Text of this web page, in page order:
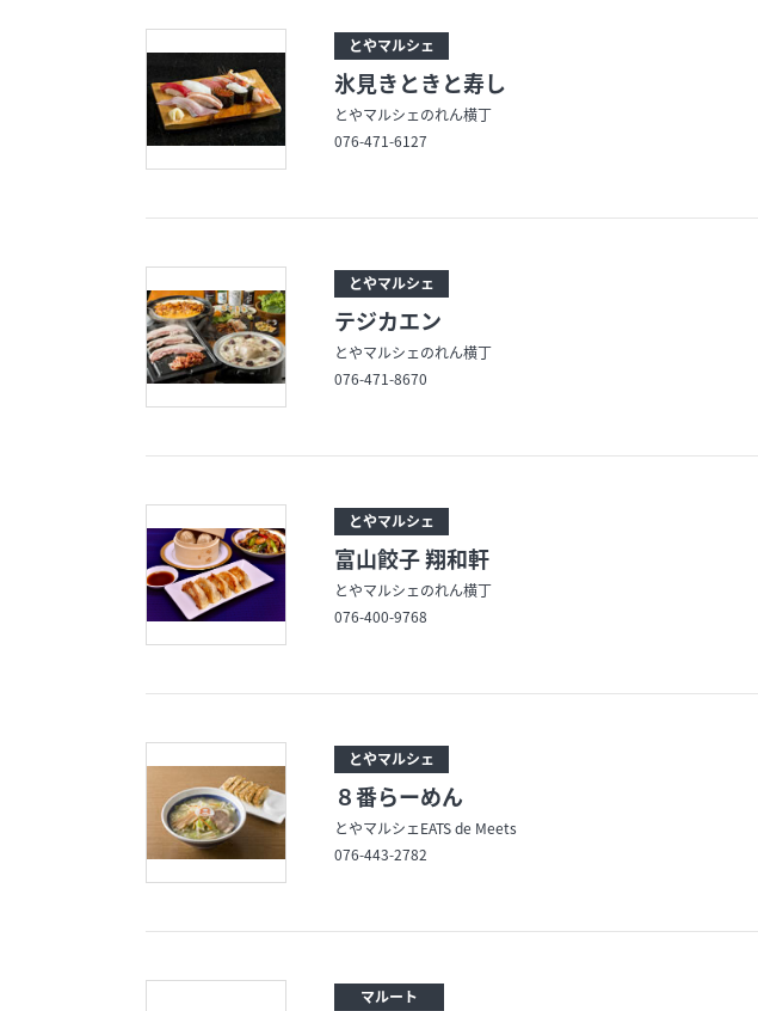
とやマルシェ
氷見きときと寿し
とやマルシェのれん横丁
076-471-6127
とやマルシェ
テジカエン
とやマルシェのれん横丁
076-471-8670
とやマルシェ
富山餃子 翔和軒
とやマルシェのれん横丁
076-400-9768
とやマルシェ
８番らーめん
とやマルシェEATS de Meets
076-443-2782
マルート